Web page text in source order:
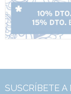
SUSCRÍBETE A